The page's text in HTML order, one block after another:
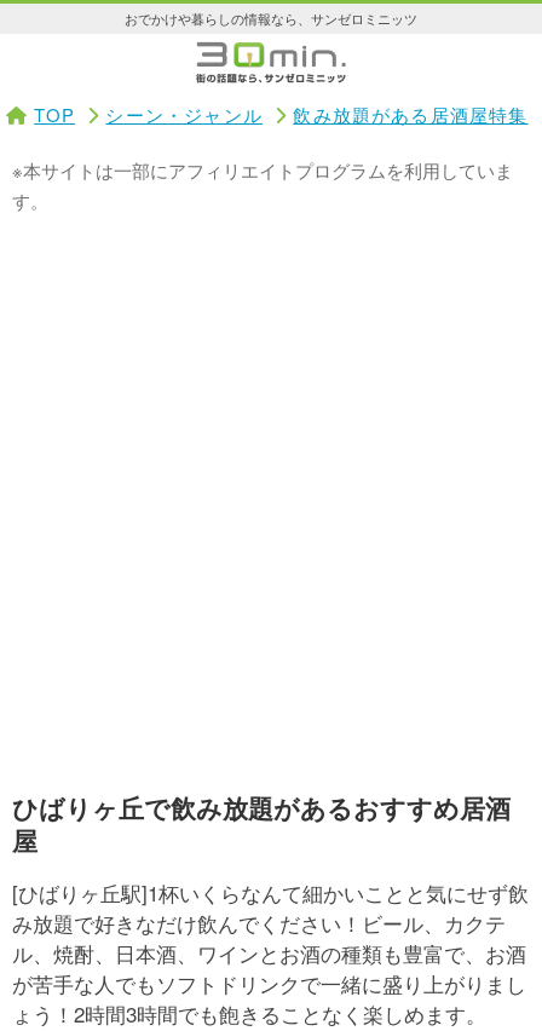
おでかけや暮らしの情報なら、サンゼロミニッツ
TOP シーン・ジャンル 飲み放題がある居酒屋特集
※本サイトは一部にアフィリエイトプログラムを利用していま
す。
ひばりヶ丘で飲み放題があるおすすめ居酒
屋
[ひばりヶ丘駅]1杯いくらなんて細かいことと気にせず飲
み放題で好きなだけ飲んでください！ビール、カクテ
ル、焼酎、日本酒、ワインとお酒の種類も豊富で、お酒
が苦手な人でもソフトドリンクで一緒に盛り上がりまし
ょう！2時間3時間でも飽きることなく楽しめます。